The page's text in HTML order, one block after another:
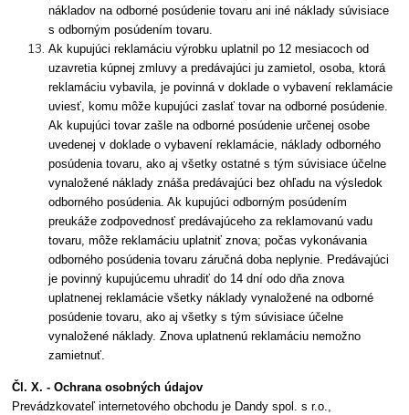
nákladov na odborné posúdenie tovaru ani iné náklady súvisiace
s odborným posúdením tovaru.
Ak kupujúci reklamáciu výrobku uplatnil po 12 mesiacoch od
uzavretia kúpnej zmluvy a predávajúci ju zamietol, osoba, ktorá
reklamáciu vybavila, je povinná v doklade o vybavení reklamácie
uviesť, komu môže kupujúci zaslať tovar na odborné posúdenie.
Ak kupujúci tovar zašle na odborné posúdenie určenej osobe
uvedenej v doklade o vybavení reklamácie, náklady odborného
posúdenia tovaru, ako aj všetky ostatné s tým súvisiace účelne
vynaložené náklady znáša predávajúci bez ohľadu na výsledok
odborného posúdenia. Ak kupujúci odborným posúdením
preukáže zodpovednosť predávajúceho za reklamovanú vadu
tovaru, môže reklamáciu uplatniť znova; počas vykonávania
odborného posúdenia tovaru záručná doba neplynie. Predávajúci
je povinný kupujúcemu uhradiť do 14 dní odo dňa znova
uplatnenej reklamácie všetky náklady vynaložené na odborné
posúdenie tovaru, ako aj všetky s tým súvisiace účelne
vynaložené náklady. Znova uplatnenú reklamáciu nemožno
zamietnuť.
Čl. X. - Ochrana osobných údajov
Prevádzkovateľ internetového obchodu je Dandy spol. s r.o.,